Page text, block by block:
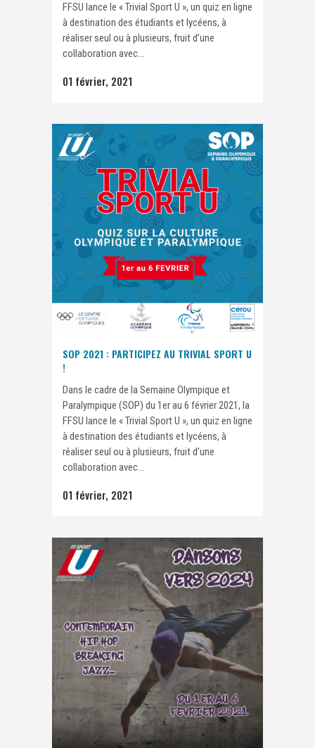
FFSU lance le « Trivial Sport U », un quiz en ligne
à destination des étudiants et lycéens, à
réaliser seul ou à plusieurs, fruit d’une
collaboration avec...
01 février, 2021
SOP 2021 : PARTICIPEZ AU TRIVIAL SPORT U
!
Dans le cadre de la Semaine Olympique et
Paralympique (SOP) du 1er au 6 février 2021, la
FFSU lance le « Trivial Sport U », un quiz en ligne
à destination des étudiants et lycéens, à
réaliser seul ou à plusieurs, fruit d’une
collaboration avec...
01 février, 2021